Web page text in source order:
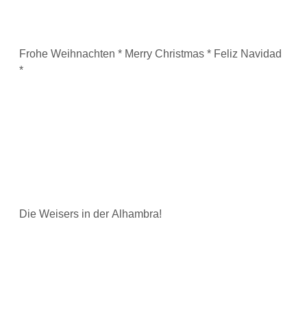
Frohe Weihnachten * Merry Christmas * Feliz Navidad
*
Die Weisers in der Alhambra!